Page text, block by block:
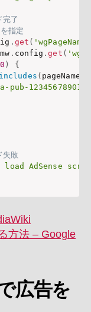
了
指定
. get ( 'wgPageName'
mw . config .get (
0 )
{
includes ( pageName
pub-
敗
AdSense
方法 – Google
広告を